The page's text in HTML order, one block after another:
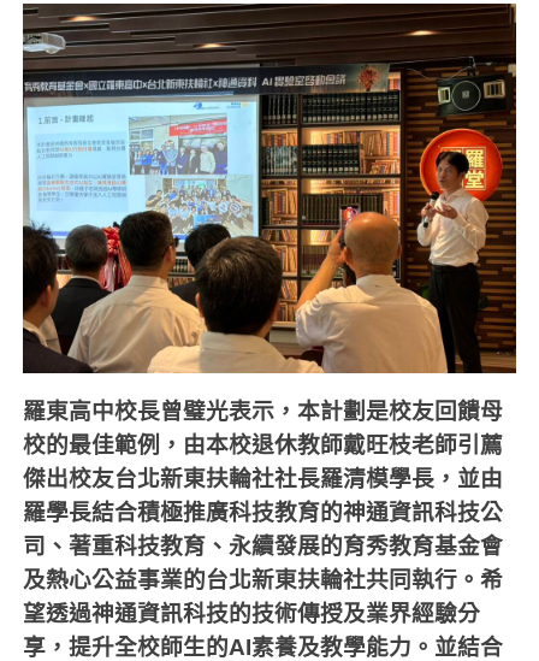
羅東高中校長曾璧光表示，本計劃是校友回饋母
校的最佳範例，由本校退休教師戴旺枝老師引薦
傑出校友台北新東扶輪社社長羅清模學長，並由
羅學長結合積極推廣科技教育的神通資訊科技公
司、著重科技教育、永續發展的育秀教育基金會
及熱心公益事業的台北新東扶輪社共同執行。希
望透過神通資訊科技的技術傳授及業界經驗分
享，提升全校師生的AI素養及教學能力。並結合